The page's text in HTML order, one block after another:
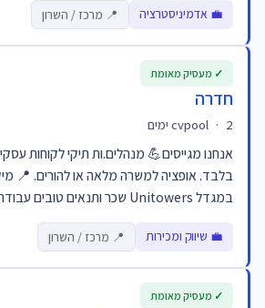
💼 אדמיניסטרציה 📍 מרכז / השרון
חדרה
cvpool · 2 ימים
אנחנו מגייסים💪 מנהלים.ות תיקי לקוחות
בלבד. אופציה למשרה מלאה או להורים. 📍
במגדל Unitowers שכר ותנאים טובים עבודה לט...
💼 שיווק ומכירות 📍 מרכז / השרון
✓ מעסיק מאומת
✓ מעסיק מאומת